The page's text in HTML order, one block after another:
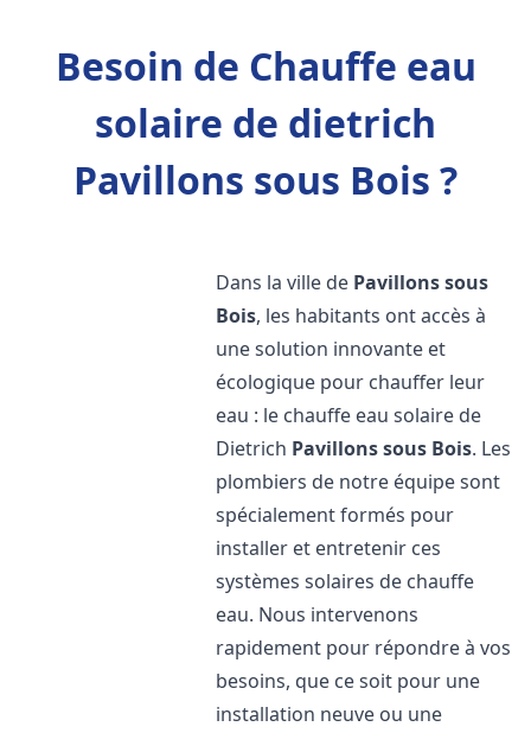
Besoin de Chauffe eau
solaire de dietrich
Pavillons sous Bois ?
Dans la ville de Pavillons sous
Bois, les habitants ont accès à
une solution innovante et
écologique pour chauffer leur
eau : le chauffe eau solaire de
Dietrich Pavillons sous Bois. Les
plombiers de notre équipe sont
spécialement formés pour
installer et entretenir ces
systèmes solaires de chauffe
eau. Nous intervenons
rapidement pour répondre à vos
besoins, que ce soit pour une
installation neuve ou une